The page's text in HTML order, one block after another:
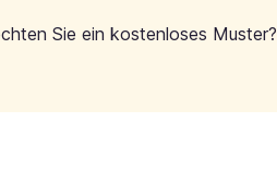
Sie ein kostenloses Muster?